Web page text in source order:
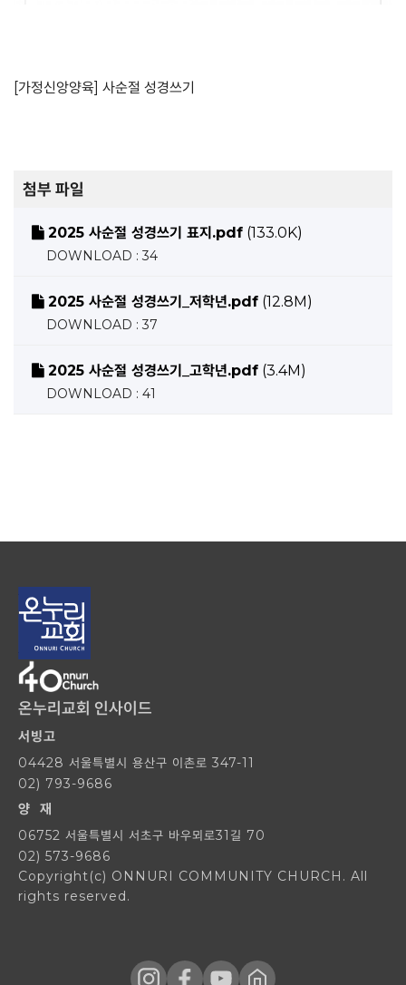
[가정신앙양육] 사순절 성경쓰기
첨부 파일
2025 사순절 성경쓰기 표지.pdf (133.0K)
DOWNLOAD : 34
2025 사순절 성경쓰기_저학년.pdf (12.8M)
DOWNLOAD : 37
2025 사순절 성경쓰기_고학년.pdf (3.4M)
DOWNLOAD : 41
온누리교회 인사이드
서빙고
04428 서울특별시 용산구 이촌로 347-11
02) 793-9686
양 재
06752 서울특별시 서초구 바우뫼로31길 70
02) 573-9686
Copyright(c) ONNURI COMMUNITY CHURCH. All
rights reserved.